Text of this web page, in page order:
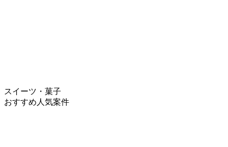
スイーツ・菓子
おすすめ人気案件